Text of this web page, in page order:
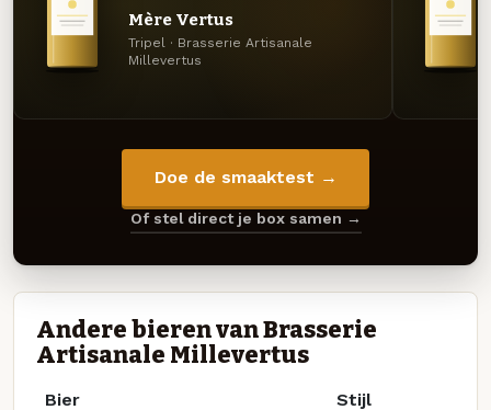
Mère Vertus
Tripel · Brasserie Artisanale
Millevertus
Doe de smaaktest →
Of stel direct je box samen →
Andere bieren van Brasserie
Artisanale Millevertus
Bier Stijl